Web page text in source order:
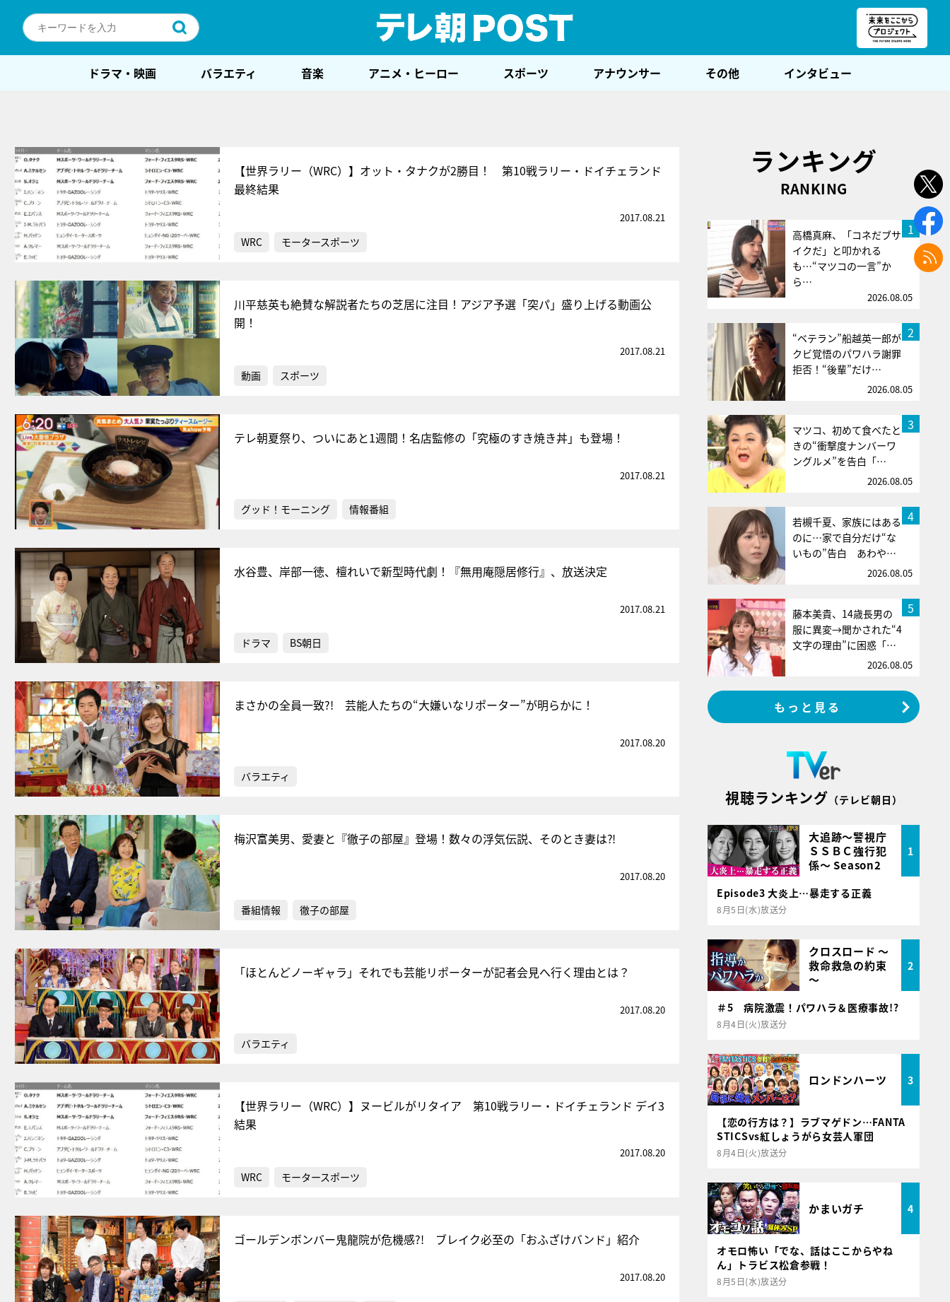
ドラマ・映画 バラエティ 音楽 アニメ・ヒーロー スポーツ アナウンサー その他 インタビュー
【世界ラリー（WRC）】オット・タナクが2勝目！ 第10戦ラリー・ドイチェランド
最終結果
2017.08.21
WRC モータースポーツ
川平慈英も絶賛な解説者たちの芝居に注目！アジア予選「突パ」盛り上げる動画公
開！
2017.08.21
動画 スポーツ
テレ朝夏祭り、ついにあと1週間！名店監修の「究極のすき焼き丼」も登場！
2017.08.21
グッド！モーニング 情報番組
水谷豊、岸部一徳、檀れいで新型時代劇！『無用庵隠居修行』、放送決定
2017.08.21
ドラマ BS朝日
まさかの全員一致?! 芸能人たちの“大嫌いなリポーター”が明らかに！
2017.08.20
バラエティ
梅沢富美男、愛妻と『徹子の部屋』登場！数々の浮気伝説、そのとき妻は⁈
2017.08.20
番組情報 徹子の部屋
「ほとんどノーギャラ」それでも芸能リポーターが記者会見へ行く理由とは？
2017.08.20
バラエティ
【世界ラリー（WRC）】ヌービルがリタイア 第10戦ラリー・ドイチェランド デイ3
結果
2017.08.20
WRC モータースポーツ
ゴールデンボンバー鬼龍院が危機感?! ブレイク必至の「おふざけバンド」紹介
2017.08.20
ランキング
RANKING
1
高橋真麻、「コネだブサ
イクだ」と叩かれる
も…“マツコの一言”か
ら…
2026.08.05
2
“ベテラン”船越英一郎が
クビ覚悟のパワハラ謝罪
拒否！“後輩”だけ…
2026.08.05
3
マツコ、初めて食べたと
きの“衝撃度ナンバーワ
ングルメ”を告白「…
2026.08.05
4
若槻千夏、家族にはある
のに…家で自分だけ“な
いもの”告白 あわや…
2026.08.05
5
藤本美貴、14歳長男の
服に異変→聞かされた“4
文字の理由”に困惑「…
2026.08.05
もっと見る
視聴ランキング （テレビ朝日）
大追跡～警視庁
ＳＳＢＣ強行犯
係～ Season2
1
Episode3 大炎上…暴走する正義
8月5日(水)放送分
クロスロード ～
救命救急の約束
～
2
＃5 病院激震！パワハラ＆医療事故!?
8月4日(火)放送分
ロンドンハーツ 3
【恋の行方は？】ラブマゲドン…FANTA
STICSvs紅しょうがら女芸人軍団
8月4日(火)放送分
かまいガチ 4
オモロ怖い「でな、話はここからやね
ん」トラビス松倉参戦！
8月5日(水)放送分